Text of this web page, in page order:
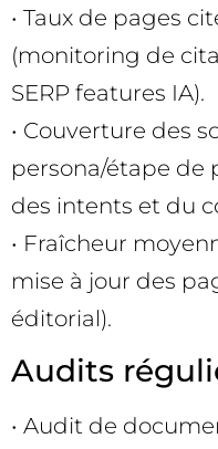
• Taux de pages
(monitoring de
SERP features IA).
• Couverture des
persona/étape de
des intents et du
• Fraîcheur
mise à jour des
éditorial).
Audits
• Audit de